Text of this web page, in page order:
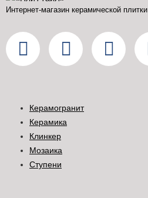
Интернет-магазин керамической плитки
Керамогранит
Керамика
Клинкер
Мозаика
Ступени